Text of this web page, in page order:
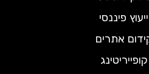
פיננסי
אתרים